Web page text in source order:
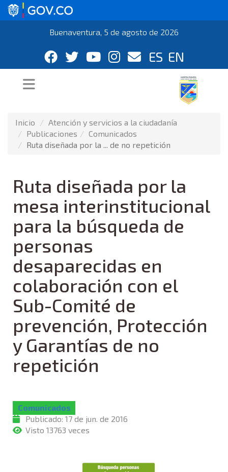
Buenaventura, 5 de agosto de 2026
ES EN
Inicio
Atención y servicios a la ciudadanía
Publicaciones
Comunicados
Ruta diseñada por la ... de no repetición
Ruta diseñada por la
mesa interinstitucional
para la búsqueda de
personas
desaparecidas en
colaboración con el
Sub-Comité de
prevención, Protección
y Garantías de no
repetición
Comunicados
Publicado: 17 de jun. de 2016
Visto 13763 veces